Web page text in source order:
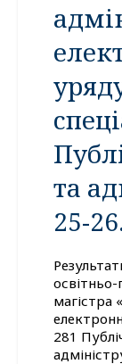
та
25-
магістра
281